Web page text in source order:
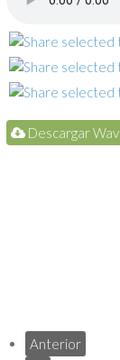
Descargar Wav
Anterior